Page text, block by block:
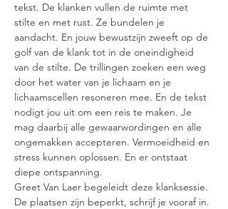
tekst. De klanken vullen de ruimte met
stilte en met rust. Ze bundelen je
aandacht. En jouw bewustzijn zweeft op de
golf van de klank tot in de oneindigheid
van de stilte. De trillingen zoeken een weg
door het water van je lichaam en je
lichaamscellen resoneren mee. En de tekst
nodigt jou uit om een reis te maken. Je
mag daarbij alle gewaarwordingen en alle
ongemakken accepteren. Vermoeidheid en
stress kunnen oplossen. En er ontstaat
diepe ontspanning.
Greet Van Laer begeleidt deze klanksessie.
De plaatsen zijn beperkt, schrijf je vooraf in.